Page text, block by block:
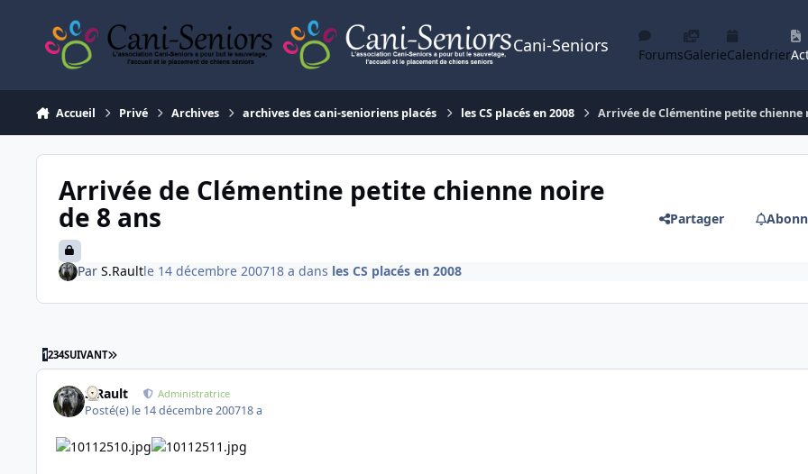
Cani-Seniors ForumsGalerieCalendrier
Accueil Privé Archives archives des cani-senioriens placés les CS placés en 2008 Arrivée de Clémentine petite chienne
Arrivée de Clémentine petite chienne noire
de 8 ans Partager
Par S.Raultle 14 décembre 200718 a dans les CS placés en 2008
1234SUIVANT DERNIÈRE PAGE
S.Rault Administratrice
Posté(e) le 14 décembre 200718 a